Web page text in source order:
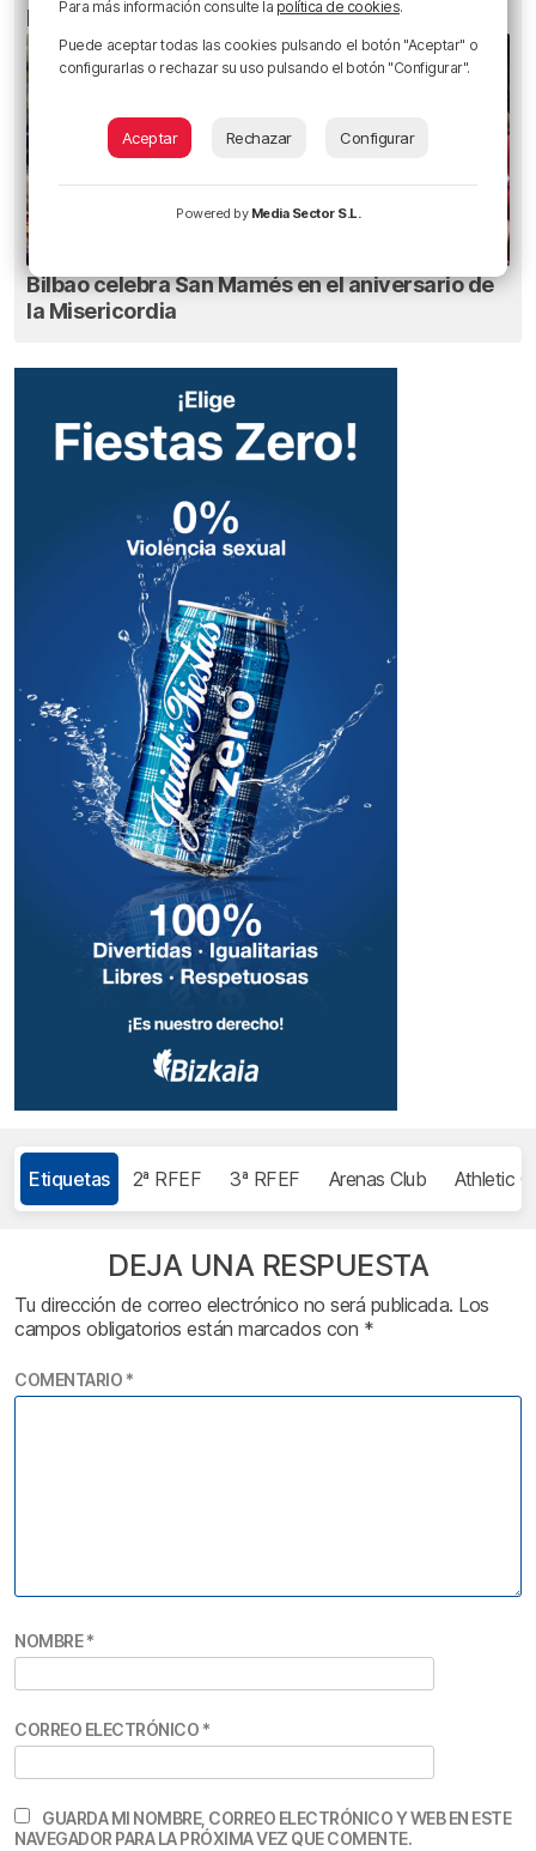
pueden dañar la retina durante el eclipse
Bilbao celebra San Mamés en el aniversario de
la Misericordia
Etiquetas 2ª RFEF 3ª RFEF Arenas Club Athletic
DEJA UNA RESPUESTA
Tu dirección de correo electrónico no será publicada. Los
campos obligatorios están marcados con *
COMENTARIO *
NOMBRE*
CORREO ELECTRÓNICO *
GUARDA MI NOMBRE, CORREO ELECTRÓNICO Y WEB EN ESTE
NAVEGADOR PARA LA PRÓXIMA VEZ QUE COMENTE.
Para más información consulte la política de cookies.
Puede aceptar todas las cookies pulsando el botón "Aceptar" o
configurarlas o rechazar su uso pulsando el botón "Configurar".
Aceptar Rechazar Configurar
Powered by Media Sector S.L.